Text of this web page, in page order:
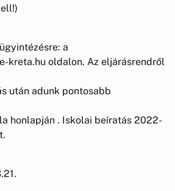
a
kreta.hu oldalon. Az eljárásrendről
után adunk pontosabb
honlapján . Iskolai beíratás 2022-